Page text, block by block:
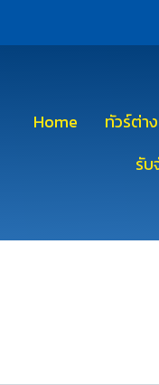
Home ทัวร์ต่า
รั